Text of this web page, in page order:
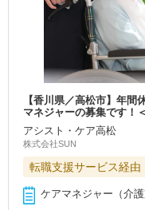
【香川県／高松市】年
マネジャーの募集です！
アシスト・ケア高松
株式会社SUN
転職支援サービス経由
ケアマネジャー（介